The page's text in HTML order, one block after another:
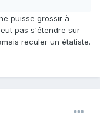
puisse grossir à
pas s'étendre sur
reculer un étatiste.